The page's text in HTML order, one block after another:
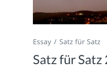
Essay Satz für Satz
Satz für